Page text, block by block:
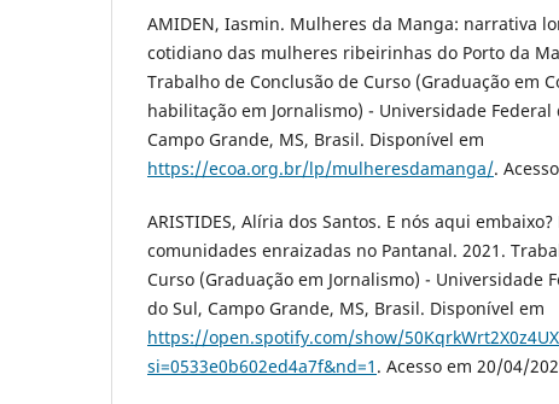
AMIDEN, Iasmin. Mulheres da Manga: narrativa
cotidiano das mulheres ribeirinhas do Porto da
Trabalho de Conclusão de Curso (Graduação em
habilitação em Jornalismo) - Universidade Federal
Campo Grande, MS, Brasil. Disponível em
https://ecoa.org.br/lp/mulheresdamanga/.
ARISTIDES, Alíria dos Santos. E nós aqui
comunidades enraizadas no Pantanal. 2021.
Curso (Graduação em Jornalismo) - Universidade
do Sul, Campo Grande, MS, Brasil. Disponível em
https://open.spotify.com/show/
si=0533e0b602ed4a7f&nd=1 . Acesso em 20/04/